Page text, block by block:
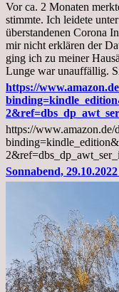
Vor ca. 2 Monaten
stimmte. Ich leidete
überstandenen Corona
mir nicht erklären der
ging ich zu meiner
Lunge war unauffällig.
https://
https://
Sonnabend,